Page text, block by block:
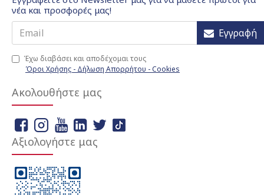
νέα και προσφορές μας!
Εγγραφή
Έχω διαβάσει και αποδέχομαι τους
Όροι Χρήσης - Δήλωση Απορρήτου - Cookies
Ακολουθήστε μας
Αξιολογήστε μας